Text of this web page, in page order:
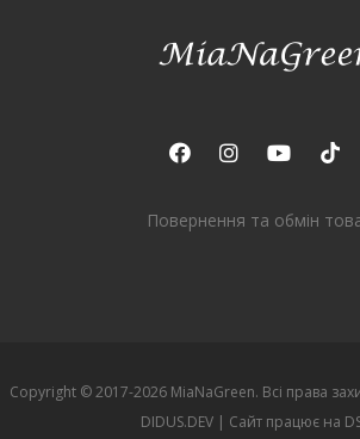
Повернення та обмін
Copyright © 2017-2026 MiaNaGreen. Всі права
DIDUS.DEV | Сайт працює на